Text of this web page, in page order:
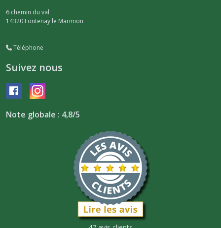
6 chemin du val
14320 Fontenay le Marmion
Téléphone
Suivez nous
Note globale : 4,8/5